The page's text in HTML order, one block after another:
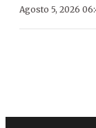
Agosto 5, 2026